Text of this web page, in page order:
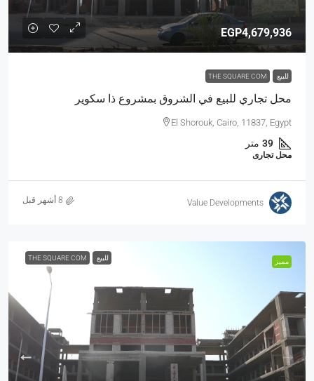
EGP4,679,936
للبيع THE SQUARE COM
محل تجاري للبيع في الشروق بمشروع ذا سكوير
El Shorouk, Cairo, 11837, Egypt
39 متر
محل تجارى
Value Developments
مميز للبيع THE SQUARE COM